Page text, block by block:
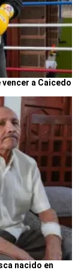
a Caicedo
nacido en